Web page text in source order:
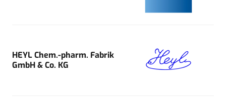
HEYL Chem.-pharm. Fabrik
GmbH & Co. KG